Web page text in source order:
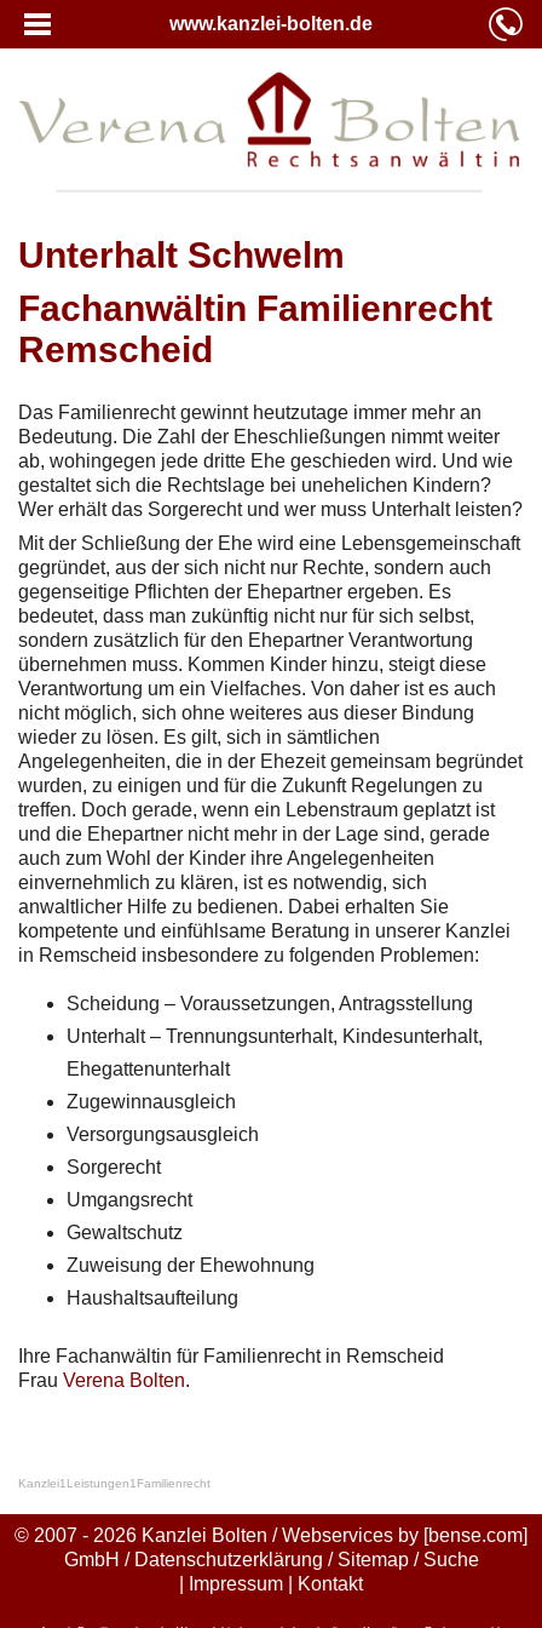
www.kanzlei-bolten.de
Unterhalt Schwelm
Fachanwältin Familienrecht
Remscheid
Das Familienrecht gewinnt heutzutage immer mehr an
Bedeutung. Die Zahl der Eheschließungen nimmt weiter
ab, wohingegen jede dritte Ehe geschieden wird. Und wie
gestaltet sich die Rechtslage bei unehelichen Kindern?
Wer erhält das Sorgerecht und wer muss Unterhalt leisten?
Mit der Schließung der Ehe wird eine Lebensgemeinschaft
gegründet, aus der sich nicht nur Rechte, sondern auch
gegenseitige Pflichten der Ehepartner ergeben. Es
bedeutet, dass man zukünftig nicht nur für sich selbst,
sondern zusätzlich für den Ehepartner Verantwortung
übernehmen muss. Kommen Kinder hinzu, steigt diese
Verantwortung um ein Vielfaches. Von daher ist es auch
nicht möglich, sich ohne weiteres aus dieser Bindung
wieder zu lösen. Es gilt, sich in sämtlichen
Angelegenheiten, die in der Ehezeit gemeinsam begründet
wurden, zu einigen und für die Zukunft Regelungen zu
treffen. Doch gerade, wenn ein Lebenstraum geplatzt ist
und die Ehepartner nicht mehr in der Lage sind, gerade
auch zum Wohl der Kinder ihre Angelegenheiten
einvernehmlich zu klären, ist es notwendig, sich
anwaltlicher Hilfe zu bedienen. Dabei erhalten Sie
kompetente und einfühlsame Beratung in unserer Kanzlei
in Remscheid insbesondere zu folgenden Problemen:
Scheidung – Voraussetzungen, Antragsstellung
Unterhalt – Trennungsunterhalt, Kindesunterhalt,
Ehegattenunterhalt
Zugewinnausgleich
Versorgungsausgleich
Sorgerecht
Umgangsrecht
Gewaltschutz
Zuweisung der Ehewohnung
Haushaltsaufteilung
Ihre Fachanwältin für Familienrecht in Remscheid
Frau Verena Bolten.
Kanzlei1 Leistungen1 Familienrecht
© 2007 - 2026 Kanzlei Bolten / Webservices by [bense.com]
GmbH / Datenschutzerklärung / Sitemap/ Suche
Impressum Kontakt